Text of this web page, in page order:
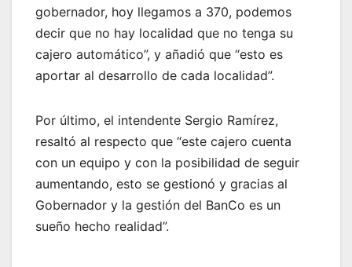
gobernador, hoy llegamos a 370, podemos
decir que no hay localidad que no tenga su
cajero automático”, y añadió que “esto es
aportar al desarrollo de cada localidad”.
Por último, el intendente Sergio Ramírez,
resaltó al respecto que “este cajero cuenta
con un equipo y con la posibilidad de seguir
aumentando, esto se gestionó y gracias al
Gobernador y la gestión del BanCo es un
sueño hecho realidad”.